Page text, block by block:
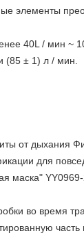
элементы
40L / мин ~
(85 ± 1) л / мин.
от дыхания
для
маска"
во время